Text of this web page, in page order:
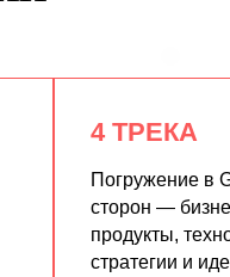
4 ТРЕКА
Погружение в
сторон —
продукты,
стратегии и